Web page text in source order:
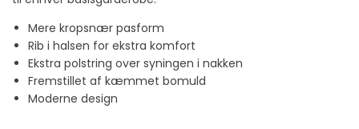
Mere kropsnær pasform
Rib i halsen for ekstra komfort
Ekstra polstring over syningen i nakken
Fremstillet af kæmmet bomuld
Moderne design